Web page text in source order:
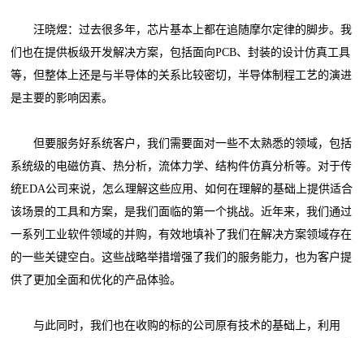
汪晓煜：过去很多年，芯片基本上都在追随摩尔定律的脚步。我
们也在提供板级开发解决方案，包括面向PCB、封装的设计仿真工具
等，但整体上还是与半导体的关系比较密切，半导体制程工艺的演进
是主要的影响因素。
但要服务好系统客户，我们需要面对一些不太熟悉的领域，包括
系统级的电磁仿真、热分析，流体力学、结构件仿真分析等。对于传
统EDA公司来说，怎么理解这些应用、如何在理解的基础上提供适合
该场景的工具和方案，是我们面临的第一个挑战。近年来，我们通过
一系列工业软件领域的并购，有效地填补了我们在解决方案领域存在
的一些关键空白。这些战略举措增强了我们的服务能力，也为客户提
供了更加全面和优化的产品体验。
与此同时，我们也在收购的标的公司原有技术的基础上，利用